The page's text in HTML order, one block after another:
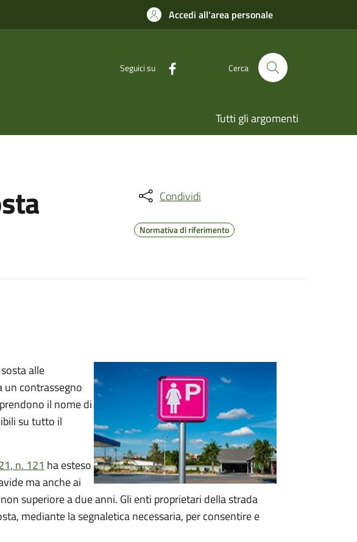
Accedi all'area personale
Seguici su Cerca
Tutti gli argomenti
Condividi
Normativa di riferimento
alle
un contrassegno
il nome di
su tutto il
n. 121 ha esteso
ma anche ai
superiore a due anni. Gli enti proprietari della strada
mediante la segnaletica necessaria, per consentire e